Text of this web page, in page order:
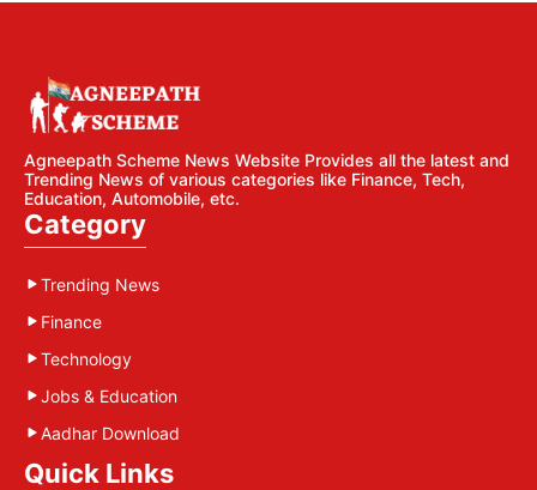
Agneepath Scheme News Website Provides all the latest and
Trending News of various categories like Finance, Tech,
Education, Automobile, etc.
Category
Trending News
Finance
Technology
Jobs & Education
Aadhar Download
Quick Links